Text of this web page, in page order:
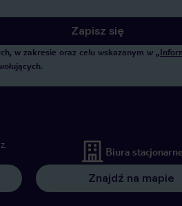
Zapisz się
w zakresie oraz celu wskazanym w
Biura stacjonarne
Znajdź na mapie